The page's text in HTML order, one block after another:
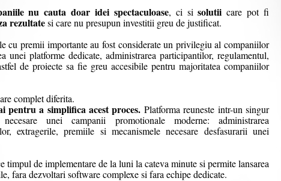
nu cauta doar idei spectaculoase, ci sisolutiicare pot fi
rezultatesi care nu presupun investitii greu de justificat.
cu premii importante au fost considerate un privilegiu al companiilor
unei platforme dedicate, administrarea participantilor, regulamentul,
de proiecte sa fie greu accesibile pentru majoritatea companiilor
complet diferita.
pentru a simplifica acest proces. Platforma reuneste intr-un singur
unei campanii promotionale moderne: administrarea
extragerile, premiile si mecanismele necesare desfasurarii unei
timpul de implementare de la luni la cateva minute si permite lansarea
fara dezvoltari software complexe si fara echipe dedicate.